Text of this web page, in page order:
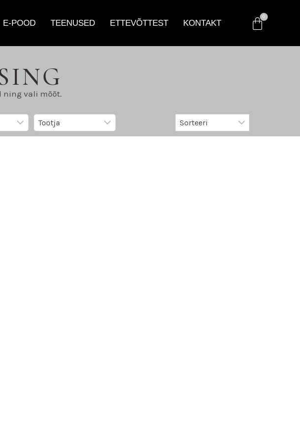
E-POOD TEENUSED ETTEVÕTTEST KONTAKT
ning vali mõõt.